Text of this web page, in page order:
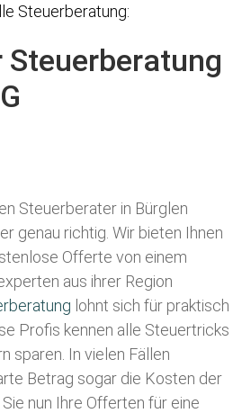
Steuerberatung:
Steuerberater in Bürglen
genau richtig. Wir bieten Ihnen
Offerte von einem
aus ihrer Region
lohnt sich für praktisch
Profis kennen alle Steuertricks
sparen. In vielen Fällen
Betrag sogar die Kosten der
nun Ihre Offerten für eine